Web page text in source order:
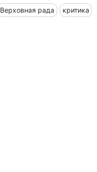
Верховная рада критика